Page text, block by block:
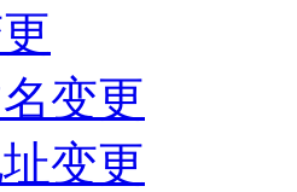
变更
变更